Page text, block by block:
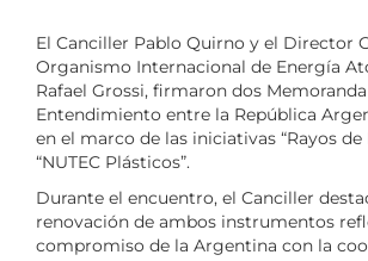
El Canciller Pablo Quirno y el Director
Organismo Internacional de Energía
Rafael Grossi, firmaron dos
Entendimiento entre la República
en el marco de las iniciativas “Rayos de
“NUTEC Plásticos”.
Durante el encuentro, el Canciller
renovación de ambos instrumentos
compromiso de la Argentina con la